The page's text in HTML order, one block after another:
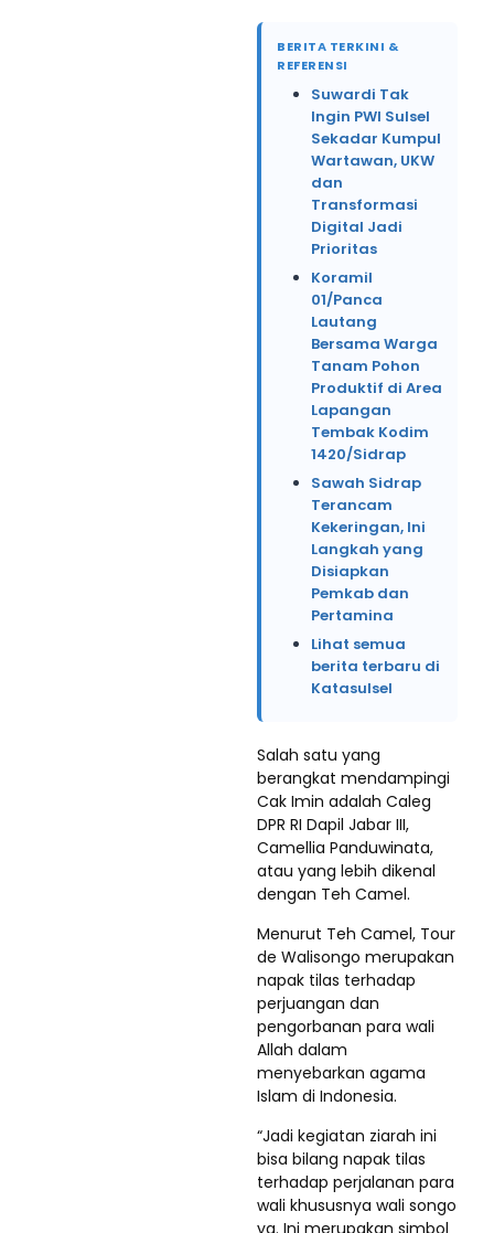
BERITA TERKINI &
REFERENSI
Suwardi Tak
Ingin PWI Sulsel
Sekadar Kumpul
Wartawan, UKW
dan
Transformasi
Digital Jadi
Prioritas
Koramil
01/Panca
Lautang
Bersama Warga
Tanam Pohon
Produktif di Area
Lapangan
Tembak Kodim
1420/Sidrap
Sawah Sidrap
Terancam
Kekeringan, Ini
Langkah yang
Disiapkan
Pemkab dan
Pertamina
Lihat semua
berita terbaru di
Katasulsel
Salah satu yang
berangkat mendampingi
Cak Imin adalah Caleg
DPR RI Dapil Jabar III,
Camellia Panduwinata,
atau yang lebih dikenal
dengan Teh Camel.
Menurut Teh Camel, Tour
de Walisongo merupakan
napak tilas terhadap
perjuangan dan
pengorbanan para wali
Allah dalam
menyebarkan agama
Islam di Indonesia.
“Jadi kegiatan ziarah ini
bisa bilang napak tilas
terhadap perjalanan para
wali khususnya wali songo
ya. Ini merupakan simbol